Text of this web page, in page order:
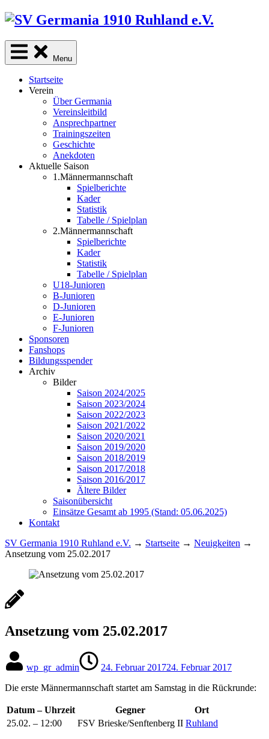
Skip
content
Menu
Startseite
Verein
Über Germania
Vereinsleitbild
Ansprechpartner
Trainingszeiten
Geschichte
Anekdoten
Aktuelle Saison
1.Männermannschaft
Spielberichte
Kader
Statistik
Tabelle / Spielplan
2.Männermannschaft
Spielberichte
Kader
Statistik
Tabelle / Spielplan
U18-Junioren
B-Junioren
D-Junioren
E-Junioren
F-Junioren
Sponsoren
Fanshops
Bildungsspender
Archiv
Bilder
Saison 2024/2025
Saison 2023/2024
Saison 2022/2023
Saison 2021/2022
Saison 2020/2021
Saison 2019/2020
Saison 2018/2019
Saison 2017/2018
Saison 2016/2017
Ältere Bilder
Saisonübersicht
Einsätze Gesamt ab 1995 (Stand: 05.06.2025)
Kontakt
SV Germania 1910 Ruhland e.V. → Startseite → Neuigkeiten →
Ansetzung vom 25.02.2017
Ansetzung vom 25.02.2017
wp_gr_admin 24. Februar 201724. Februar 2017
Die erste Männermannschaft startet am Samstag in die Rückrunde:
Datum – Uhrzeit Gegner
Ort
25.02. – 12:00
FSV Brieske/Senftenberg II Ruhland